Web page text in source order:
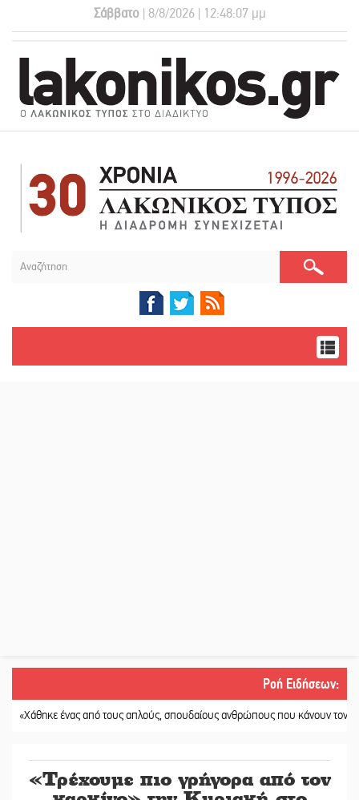
Σάββατο| 8/8/2026 | 12:48:07 μμ
Ροή Ειδήσεων:
ένας από τους απλούς, σπουδαίους ανθρώπους που κάνουν τον κόσμο
«Τρέχουμε πιο γρήγορα από τον